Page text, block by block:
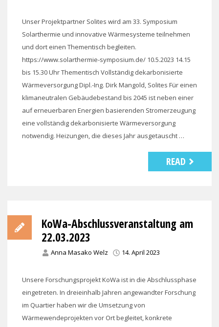
Unser Projektpartner Solites wird am 33. Symposium
Solarthermie und innovative Wärmesysteme teilnehmen
und dort einen Thementisch begleiten.
https://www.solarthermie-symposium.de/ 10.5.2023 14.15
bis 15.30 Uhr Thementisch Vollständig dekarbonisierte
Wärmeversorgung Dipl.-Ing. Dirk Mangold, Solites Für einen
klimaneutralen Gebäudebestand bis 2045 ist neben einer
auf erneuerbaren Energien basierenden Stromerzeugung
eine vollständig dekarbonisierte Wärmeversorgung
notwendig. Heizungen, die dieses Jahr ausgetauscht …
READ
KoWa-Abschlussveranstaltung am
22.03.2023
Anna Masako Welz 14. April 2023
Unsere Forschungsprojekt KoWa ist in die Abschlussphase
eingetreten. In dreieinhalb Jahren angewandter Forschung
im Quartier haben wir die Umsetzung von
Wärmewendeprojekten vor Ort begleitet, konkrete